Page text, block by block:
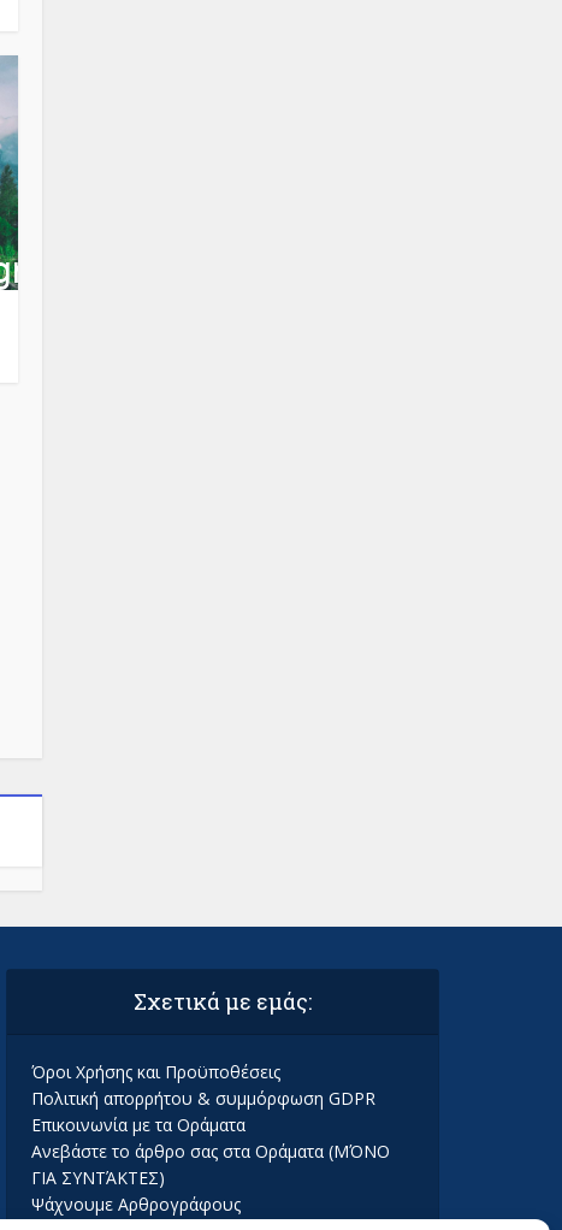
Σχετικά με εμάς:
Όροι Χρήσης και Προϋποθέσεις
Πολιτική απορρήτου & συμμόρφωση GDPR
Επικοινωνία με τα Οράματα
Ανεβάστε το άρθρο σας στα Οράματα (ΜΌΝΟ
ΓΙΑ ΣΥΝΤΆΚΤΕΣ)
Ψάχνουμε Αρθρογράφους